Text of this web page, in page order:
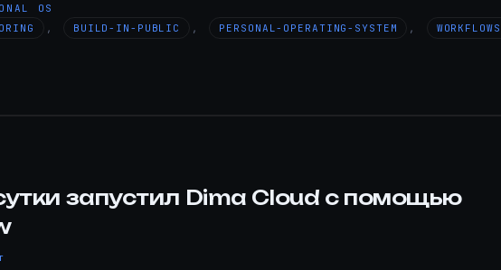
OS
, BUILD-IN-PUBLIC , PERSONAL-OPERATING-SYSTEM , WORKFLOWS
запустил Dima Cloud с помощью